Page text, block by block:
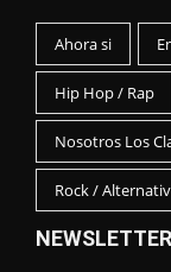
Ahora si
Hip Hop / Rap
Nosotros Los
Rock /
NEWSLETTER